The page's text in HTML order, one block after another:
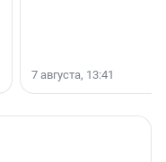
7 августа, 13:41